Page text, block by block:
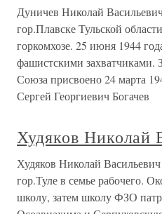
Дуничев Николай
гор.Плавске Тульской
горкомхозе. 25 июня 1944
фашистскими захватчиками.
Союза присвоено 24 марта
Сергей Георгиевич Богачев
Худяков Николай
Худяков Николай
гор.Туле в семье рабочего.
школу, затем школу ФЗО